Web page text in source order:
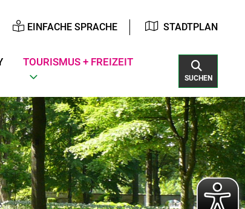
EINFACHE SPRACHE STADTPLAN
TOURISMUS + FREIZEIT
SUCHEN